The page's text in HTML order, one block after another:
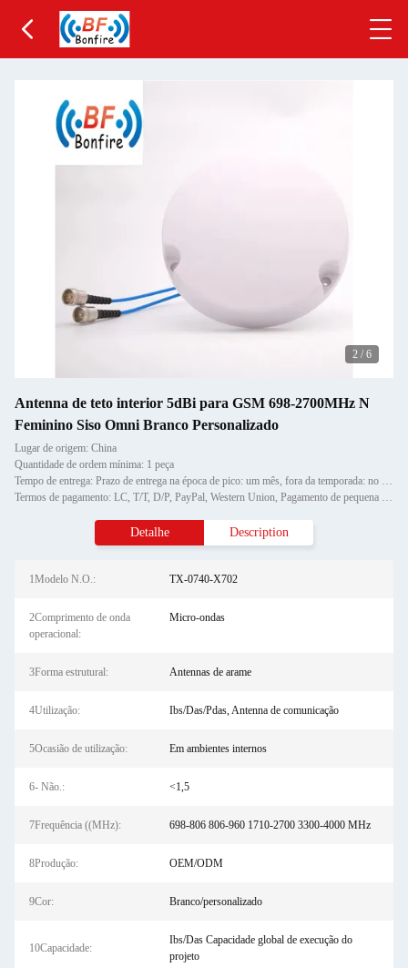
2 / 6
Antenna de teto interior 5dBi para GSM 698-2700MHz N
Feminino Siso Omni Branco Personalizado
Lugar de origem: China
Quantidade de ordem mínima: 1 peça
Tempo de entrega: Prazo de entrega na época de pico: um mês, fora da temporada: no prazo de 15 dias úteis
Termos de pagamento: LC, T/T, D/P, PayPal, Western Union, Pagamento de pequena quantidade, Money Gram
Detalhe Description
1Modelo N.O.: TX-0740-X702
2Comprimento de onda
operacional:
Micro-ondas
3Forma estrutural: Antennas de arame
4Utilização: Ibs/Das/Pdas, Antenna de comunicação
5Ocasião de utilização: Em ambientes internos
6- Não.: <1,5
7Frequência ((MHz): 698-806 806-960 1710-2700 3300-4000 MHz
8Produção: OEM/ODM
9Cor: Branco/personalizado
10Capacidade:
Ibs/Das Capacidade global de execução do
projeto